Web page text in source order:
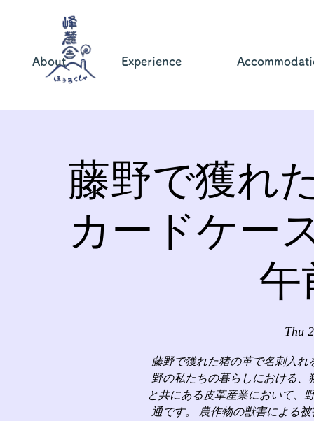
About Experience
藤野で獲れ
カードケー
午
Thu
藤野で獲れた猪の革で名刺入
野の私たちの暮らしにおける
と共にある皮革産業において、
通です。 農作物の獣害による